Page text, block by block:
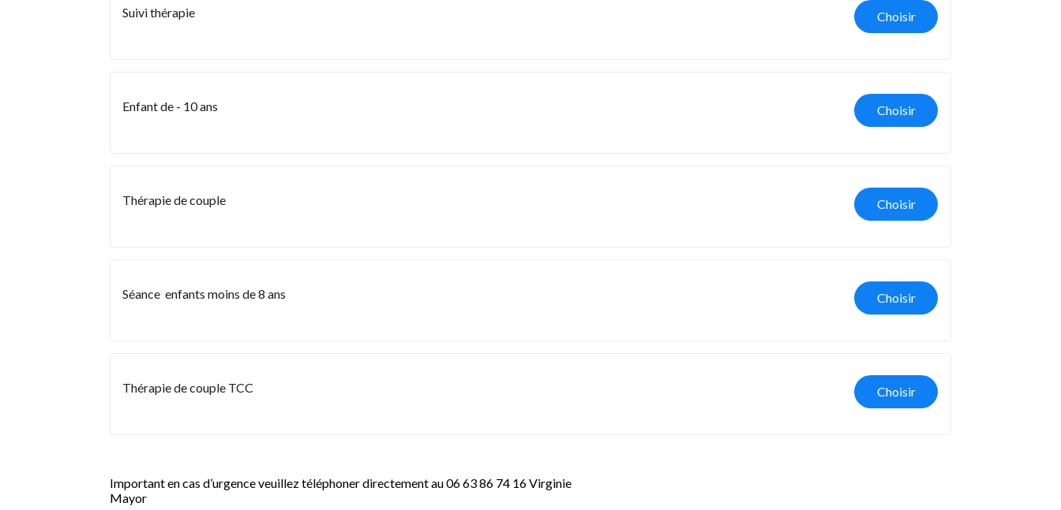
Choisir
Suivi thérapie
Choisir
Enfant de - 10 ans
Choisir
Thérapie de couple
Choisir
Séance  enfants moins de 8 ans
Choisir
Thérapie de couple TCC
Important en cas d’urgence veuillez téléphoner directement au 06 63 86 74 16 Virginie
Mayor